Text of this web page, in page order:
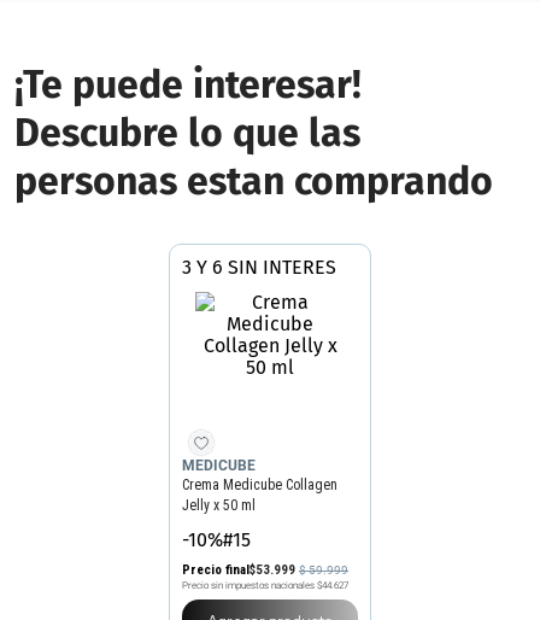
¡Te puede interesar!
Descubre lo que las
personas estan comprando
3 Y 6 SIN INTERES
MEDICUBE
Crema Medicube Collagen
Jelly x 50 ml
-10%#15
Precio final$53.999 $59.999
Precio sin impuestos nacionales $44.627